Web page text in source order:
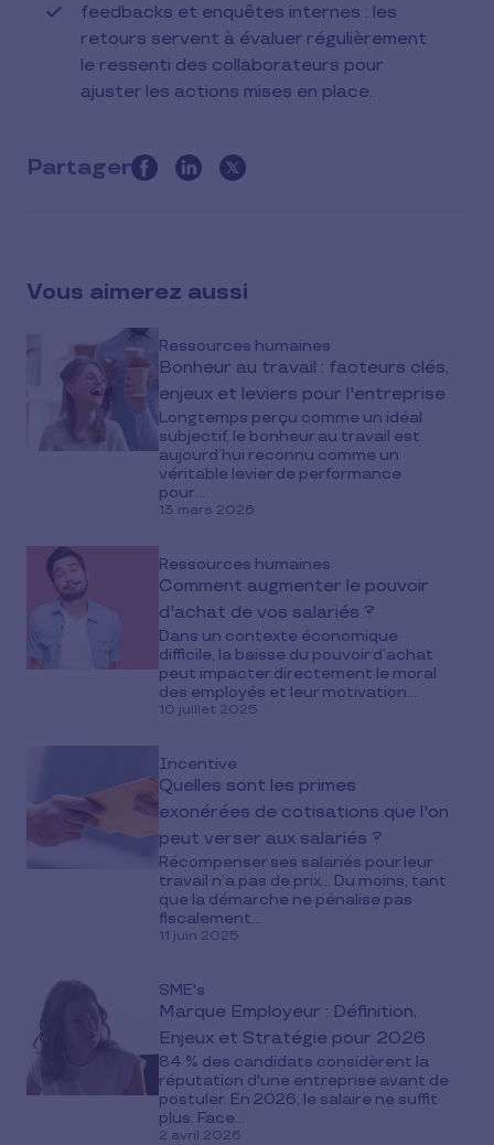
feedbacks et enquêtes internes : les
retours servent à évaluer régulièrement
le ressenti des collaborateurs pour
ajuster les actions mises en place.
Partager
this
media
Vous aimerez aussi
Ressources humaines
Bonheur au travail : facteurs clés,
enjeux et leviers pour l'entreprise
Longtemps perçu comme un idéal
subjectif, le bonheur au travail est
aujourd’hui reconnu comme un
véritable levier de performance
pour...
13 mars 2026
Ressources humaines
Comment augmenter le pouvoir
d'achat de vos salariés ?
Dans un contexte économique
difficile, la baisse du pouvoir d’achat
peut impacter directement le moral
des employés et leur motivation...
10 juillet 2025
Incentive
Quelles sont les primes
exonérées de cotisations que l'on
peut verser aux salariés ?
Récompenser ses salariés pour leur
travail n’a pas de prix… Du moins, tant
que la démarche ne pénalise pas
fiscalement...
11 juin 2025
SME's
Marque Employeur : Définition,
Enjeux et Stratégie pour 2026
84 % des candidats considèrent la
réputation d'une entreprise avant de
postuler. En 2026, le salaire ne suffit
plus. Face...
2 avril 2026